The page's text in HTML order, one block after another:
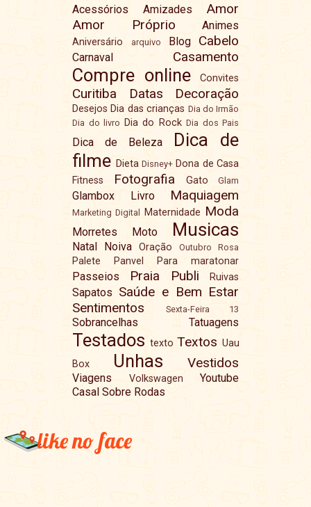
Acessórios Amizades
Amor
Amor Próprio
Animes
Aniversário arquivo Blog Cabelo
Carnaval Casamento
Compre online Convites
Curitiba Datas Decoração
Desejos Dia das crianças Dia do Irmão
Dia do livro Dia do Rock Dia dos Pais
Dica de Beleza
Dica de
filme Dieta Disney+ Dona de Casa
Fitness
Fotografia Gato Glam
Glambox Livro Maquiagem
Marketing Digital Maternidade Moda
Morretes Moto Musicas
Natal Noiva Oração Outubro Rosa
Palete Panvel Para maratonar
Passeios Praia Publi Ruivas
Sapatos Saúde e Bem Estar
Sentimentos
Sexta-Feira 13
Sobrancelhas Tatuagens
Testados texto Textos Uau
Box
Unhas Vestidos
Viagens Volkswagen
Youtube
Casal Sobre Rodas
like no face